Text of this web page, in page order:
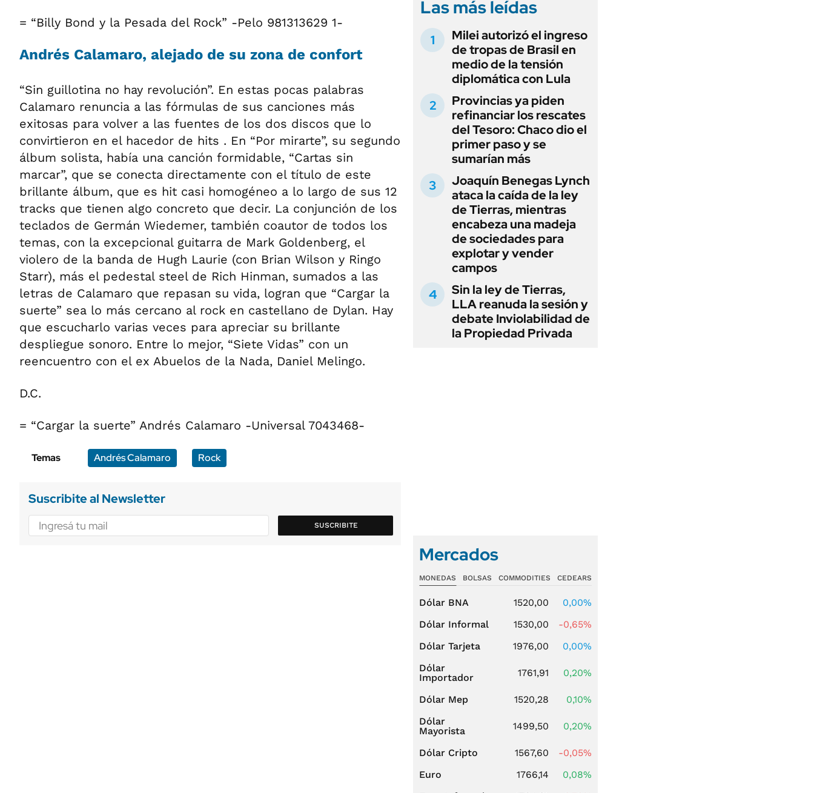
= “Billy Bond y la Pesada del Rock” -Pelo 981313629 1-
Andrés Calamaro, alejado de su zona de confort
“Sin guillotina no hay revolución”. En estas pocas palabras
Calamaro renuncia a las fórmulas de sus canciones más
exitosas para volver a las fuentes de los dos discos que lo
convirtieron en el hacedor de hits . En “Por mirarte”, su segundo
álbum solista, había una canción formidable, “Cartas sin
marcar”, que se conecta directamente con el título de este
brillante álbum, que es hit casi homogéneo a lo largo de sus 12
tracks que tienen algo concreto que decir. La conjunción de los
teclados de Germán Wiedemer, también coautor de todos los
temas, con la excepcional guitarra de Mark Goldenberg, el
violero de la banda de Hugh Laurie (con Brian Wilson y Ringo
Starr), más el pedestal steel de Rich Hinman, sumados a las
letras de Calamaro que repasan su vida, logran que “Cargar la
suerte” sea lo más cercano al rock en castellano de Dylan. Hay
que escucharlo varias veces para apreciar su brillante
despliegue sonoro. Entre lo mejor, “Siete Vidas” con un
reencuentro con el ex Abuelos de la Nada, Daniel Melingo.
D.C.
= “Cargar la suerte” Andrés Calamaro -Universal 7043468-
Temas Andrés Calamaro Rock
Suscribite al Newsletter
SUSCRIBITE
Las más leídas
Milei autorizó el ingreso
de tropas de Brasil en
medio de la tensión
diplomática con Lula
Provincias ya piden
refinanciar los rescates
del Tesoro: Chaco dio el
primer paso y se
sumarían más
Joaquín Benegas Lynch
ataca la caída de la ley
de Tierras, mientras
encabeza una madeja
de sociedades para
explotar y vender
campos
Sin la ley de Tierras,
LLA reanuda la sesión y
debate Inviolabilidad de
la Propiedad Privada
Mercados
MONEDAS BOLSAS COMMODITIES CEDEARS
Dólar BNA 1520,00
0,00%
Dólar Informal
1530,00
-0,65%
Dólar Tarjeta
1976,00
0,00%
Dólar
Importador
1761,91 0,20%
Dólar Mep 1520,28
0,10%
Dólar
Mayorista
1499,50 0,20%
Dólar Cripto 1567,60
-0,05%
Euro
1766,14
0,08%